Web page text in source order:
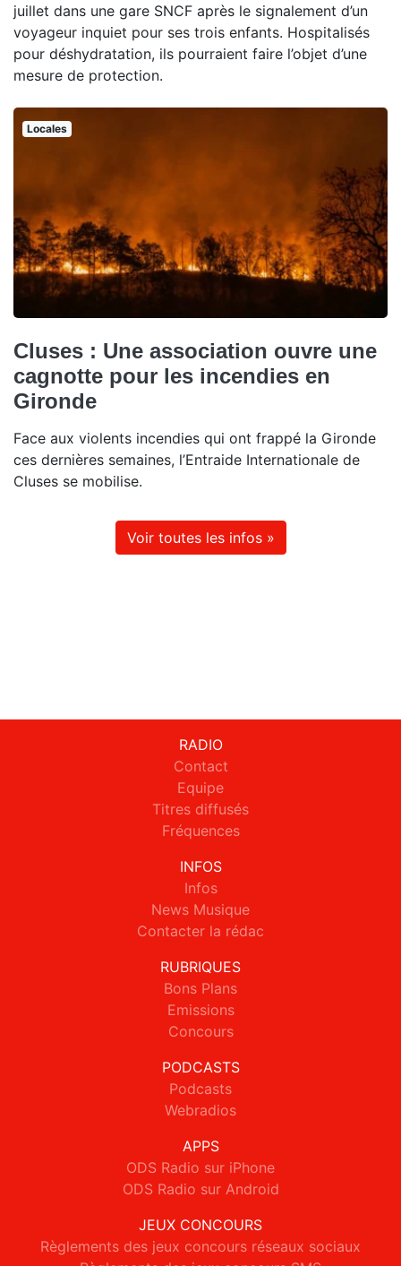
juillet dans une gare SNCF après le signalement d’un
voyageur inquiet pour ses trois enfants. Hospitalisés
pour déshydratation, ils pourraient faire l’objet d’une
mesure de protection.
Locales
Cluses : Une association ouvre une
cagnotte pour les incendies en
Gironde
Face aux violents incendies qui ont frappé la Gironde
ces dernières semaines, l’Entraide Internationale de
Cluses se mobilise.
Voir toutes les infos »
RADIO
Contact
Equipe
Titres diffusés
Fréquences
INFOS
Infos
News Musique
Contacter la rédac
RUBRIQUES
Bons Plans
Emissions
Concours
PODCASTS
Podcasts
Webradios
APPS
ODS Radio sur iPhone
ODS Radio sur Android
JEUX CONCOURS
Règlements des jeux concours réseaux sociaux